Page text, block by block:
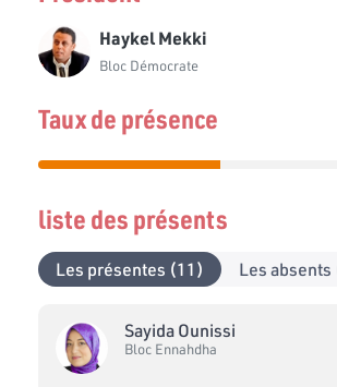
Haykel Mekki
Bloc Démocrate
Taux de présence
liste des présents
Les présentes (11) Les absents
Sayida Ounissi
Bloc Ennahdha